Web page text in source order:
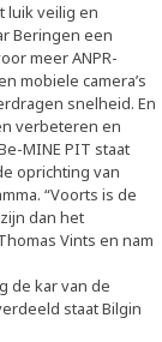
luik veilig en
Beringen een
meer ANPR-
mobiele camera’s
snelheid. En
verbeteren en
MINE PIT staat
oprichting van
“Voorts is de
dan het
Vints en nam
de kar van de
staat Bilgin